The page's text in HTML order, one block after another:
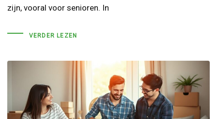
zijn, vooral voor senioren. In
VERDER LEZEN